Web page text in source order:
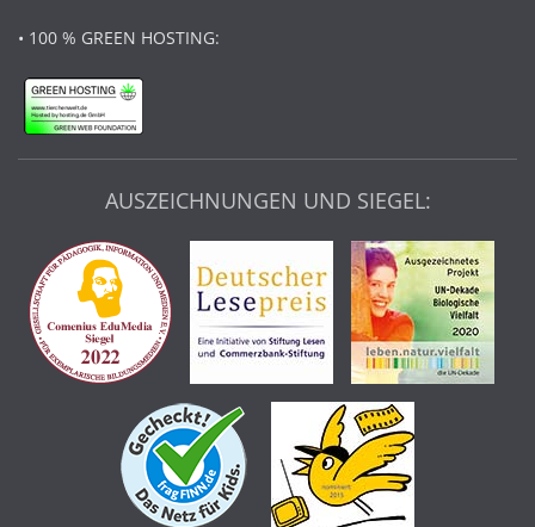
• 100 % GREEN HOSTING:
AUSZEICHNUNGEN UND SIEGEL: